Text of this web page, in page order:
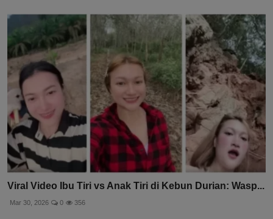
Viral Video Ibu Tiri vs Anak Tiri di Kebun Durian: Wasp...
Mar 30, 2026 0 356